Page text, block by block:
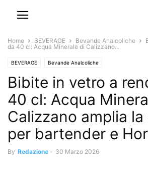
Home BEVERAGE Bevande Analcoliche
da 40 cl: Acqua Minerale di Calizzano...
BEVERAGE Bevande Analcoliche
Bibite in vetro a
40 cl: Acqua
Calizzano amplia la
per bartender e
By Redazione - 30 Marzo 2026